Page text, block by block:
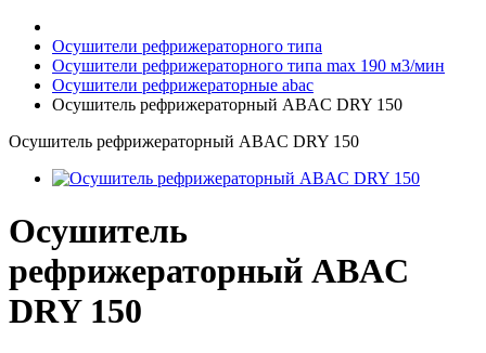
Осушители рефрижераторного типа
Осушители рефрижераторного типа max 190 м3/мин
Осушители рефрижераторные abac
Осушитель рефрижераторный ABAC DRY 150
Осушитель рефрижераторный ABAC DRY 150
Осушитель
рефрижераторный ABAC
DRY 150